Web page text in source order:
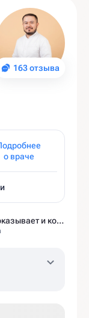
163 отзыва
о враче
УЗИ коленного сустава: что показывает и когда назначают